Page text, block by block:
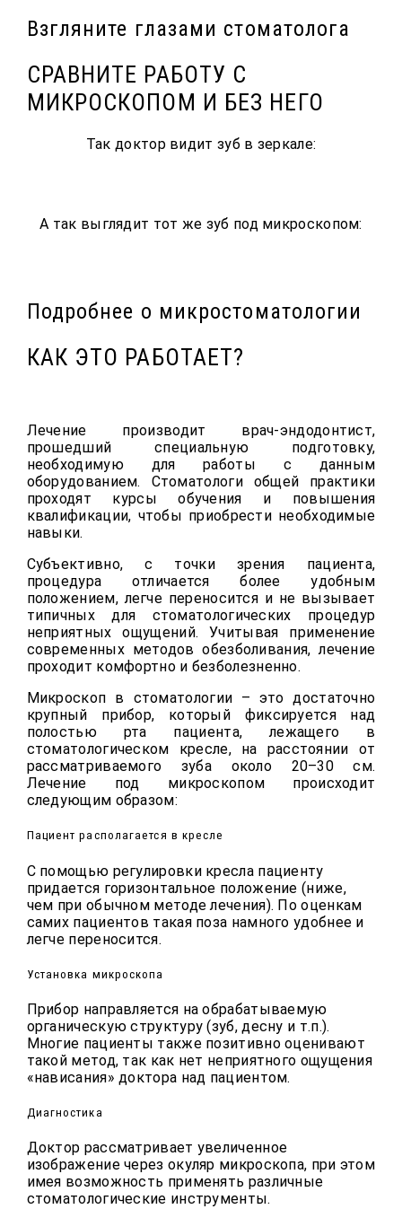
Взгляните глазами стоматолога
СРАВНИТЕ РАБОТУ С
МИКРОСКОПОМ И БЕЗ НЕГО
Так доктор видит зуб в зеркале:
А так выглядит тот же зуб под микроскопом:
Подробнее о микростоматологии
КАК ЭТО РАБОТАЕТ?
Лечение производит врач-эндодонтист,
прошедший специальную подготовку,
необходимую для работы с данным
оборудованием. Стоматологи общей практики
проходят курсы обучения и повышения
квалификации, чтобы приобрести необходимые
навыки.
Субъективно, с точки зрения пациента,
процедура отличается более удобным
положением, легче переносится и не вызывает
типичных для стоматологических процедур
неприятных ощущений. Учитывая применение
современных методов обезболивания, лечение
проходит комфортно и безболезненно.
Микроскоп в стоматологии – это достаточно
крупный прибор, который фиксируется над
полостью рта пациента, лежащего в
стоматологическом кресле, на расстоянии от
рассматриваемого зуба около 20–30 см.
Лечение под микроскопом происходит
следующим образом:
Пациент располагается в кресле
С помощью регулировки кресла пациенту
придается горизонтальное положение (ниже,
чем при обычном методе лечения). По оценкам
самих пациентов такая поза намного удобнее и
легче переносится.
Установка микроскопа
Прибор направляется на обрабатываемую
органическую структуру (зуб, десну и т.п.).
Многие пациенты также позитивно оценивают
такой метод, так как нет неприятного ощущения
«нависания» доктора над пациентом.
Диагностика
Доктор рассматривает увеличенное
изображение через окуляр микроскопа, при этом
имея возможность применять различные
стоматологические инструменты.